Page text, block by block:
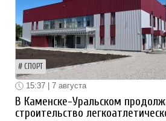
СПОРТ
15:37 | 7 августа
В Каменске-Уральском
строительство